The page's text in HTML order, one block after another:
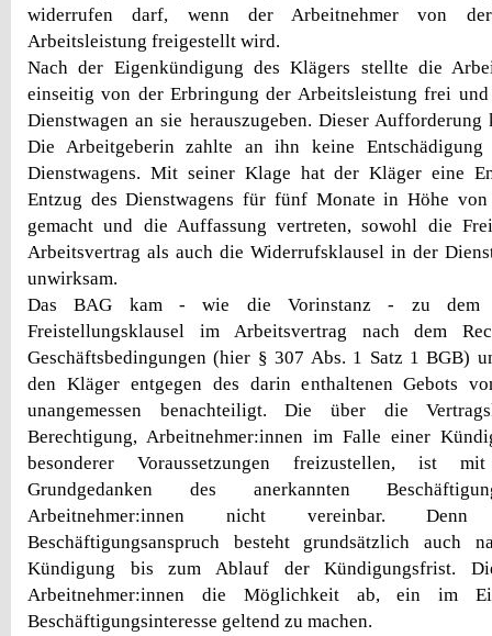
widerrufen darf, wenn der Arbeitnehmer von
Arbeitsleistung freigestellt wird.
Nach der Eigenkündigung des Klägers stellte die
einseitig von der Erbringung der Arbeitsleistung frei
Dienstwagen an sie herauszugeben. Dieser
Die Arbeitgeberin zahlte an ihn keine
Dienstwagens. Mit seiner Klage hat der Kläger eine
Entzug des Dienstwagens für fünf Monate in Höhe
gemacht und die Auffassung vertreten, sowohl die
Arbeitsvertrag als auch die Widerrufsklausel in der
unwirksam.
Das BAG kam - wie die Vorinstanz - zu dem
Freistellungsklausel im Arbeitsvertrag nach dem
Geschäftsbedingungen (hier § 307 Abs. 1 Satz 1 BGB)
den Kläger entgegen des darin enthaltenen Gebots
unangemessen benachteiligt. Die über die
Berechtigung, Arbeitnehmer:innen im Falle einer
besonderer Voraussetzungen freizustellen, ist
Grundgedanken des anerkannten
Arbeitnehmer:innen nicht vereinbar.
Beschäftigungsanspruch besteht grundsätzlich auch
Kündigung bis zum Ablauf der Kündigungsfrist.
Arbeitnehmer:innen die Möglichkeit ab, ein im
Beschäftigungsinteresse geltend zu machen.